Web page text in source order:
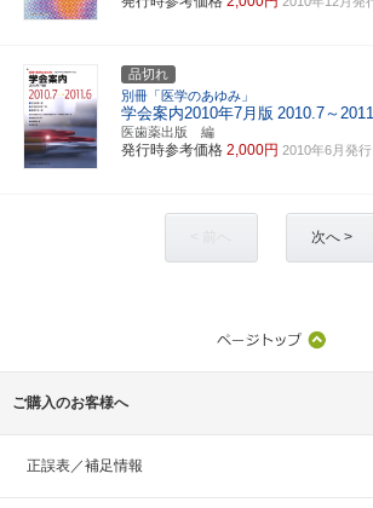
品切れ
別冊「医学のあゆみ」
学会案内2010年7月版 2010.7～
医歯薬出版 編
発行時参考価格 2,000円 2010年6月発行
次へ >
ご購入のお客様へ
正誤表／補足情報